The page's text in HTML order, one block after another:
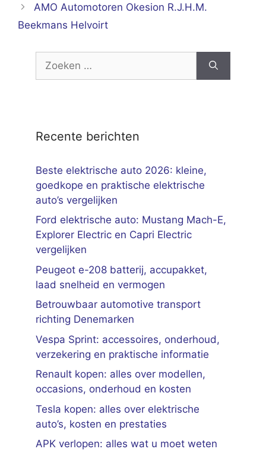
AMO Automotoren Okesion R.J.H.M.
Beekmans Helvoirt
naar:
Recente berichten
Beste elektrische auto 2026: kleine,
goedkope en praktische elektrische
auto’s vergelijken
Ford elektrische auto: Mustang Mach-E,
Explorer Electric en Capri Electric
vergelijken
Peugeot e-208 batterij, accupakket,
laad snelheid en vermogen
Betrouwbaar automotive transport
richting Denemarken
Vespa Sprint: accessoires, onderhoud,
verzekering en praktische informatie
Renault kopen: alles over modellen,
occasions, onderhoud en kosten
Tesla kopen: alles over elektrische
auto’s, kosten en prestaties
APK verlopen: alles wat u moet weten